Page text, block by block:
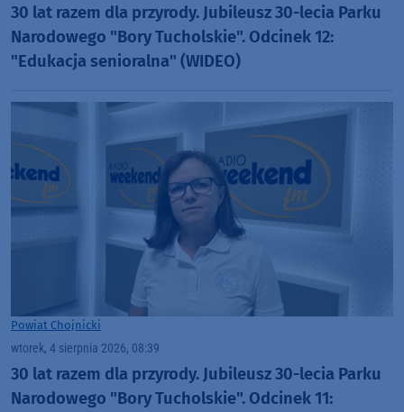
30 lat razem dla przyrody. Jubileusz 30-lecia Parku
Narodowego "Bory Tucholskie". Odcinek 12:
"Edukacja senioralna" (WIDEO)
Powiat Chojnicki
wtorek, 4 sierpnia 2026, 08:39
30 lat razem dla przyrody. Jubileusz 30-lecia Parku
Narodowego "Bory Tucholskie". Odcinek 11: